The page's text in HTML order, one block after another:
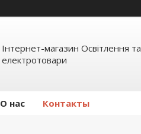
Інтернет-магазин Освітлення та
електротовари
О нас Контакты